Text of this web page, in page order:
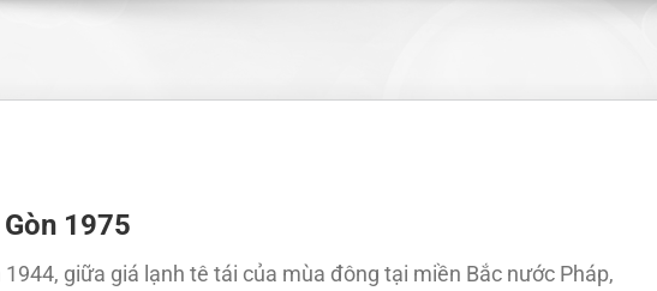
1975
giữa giá lạnh tê tái của mùa đông tại miền Bắc nước Pháp,